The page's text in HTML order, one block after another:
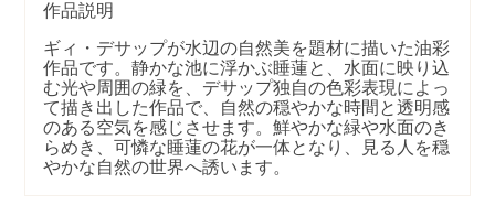
作品説明
ギィ・デサップが水辺の自然美を題材に描いた油彩
作品です。静かな池に浮かぶ睡蓮と、水面に映り込
む光や周囲の緑を、デサップ独自の色彩表現によっ
て描き出した作品で、自然の穏やかな時間と透明感
のある空気を感じさせます。鮮やかな緑や水面のき
らめき、可憐な睡蓮の花が一体となり、見る人を穏
やかな自然の世界へ誘います。